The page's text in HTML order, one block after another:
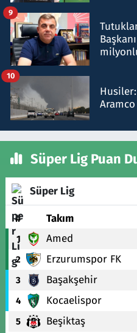
9
10
Süper Lig Puan
Süper Lig
# Takım
1 Amed
2 Erzurumspor FK
3 Başakşehir
4 Kocaelispor
5 Beşiktaş